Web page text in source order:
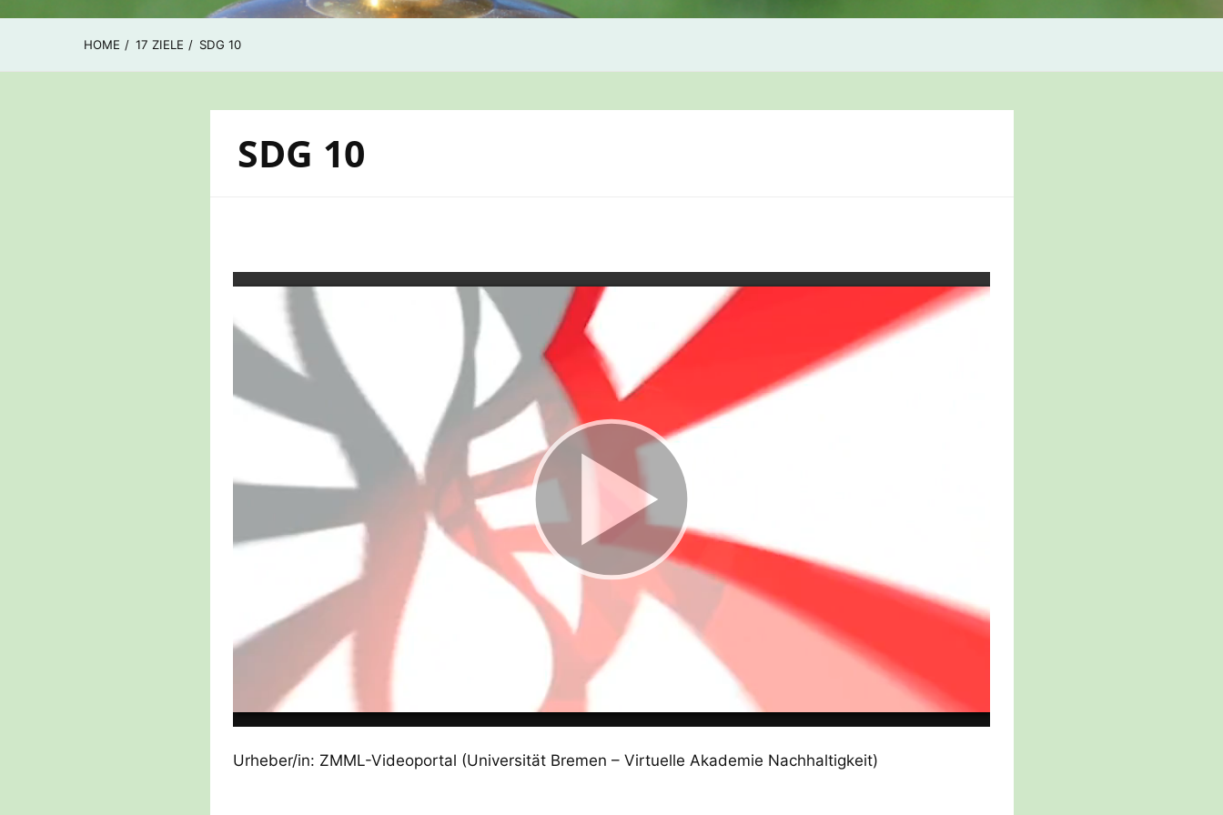
HOME 17 ZIELE SDG 10
SDG 10
Urheber/in: ZMML-Videoportal (Universität Bremen – Virtuelle Akademie Nachhaltigkeit)